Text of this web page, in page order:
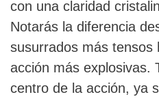
con una claridad
Notarás la diferencia
susurrados más tensos
acción más explosivas.
centro de la acción, ya